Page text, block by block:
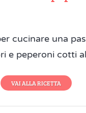
cucinare una
e peperoni cotti
VAI ALLA RICETTA